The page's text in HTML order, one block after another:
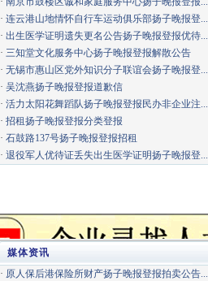
· 连云港山地情怀自行车运动俱乐部扬子晚报登...
· 出生医学证明遗失更名公告扬子晚报登报优待...
· 三知堂文化服务中心扬子晚报登报解散公告
· 无锡市惠山区党外知识分子联谊会扬子晚报登...
· 吴沈燕扬子晚报登报道歉信
· 活力太阳花舞蹈队扬子晚报登报民办非企业注...
· 招租扬子晚报登报分类登报
· 石鼓路137号扬子晚报登报招租
· 退役军人优待证丢失出生医学证明扬子晚报登...
媒体资讯
· 原人保后港保险所财产扬子晚报登报拍卖公告...